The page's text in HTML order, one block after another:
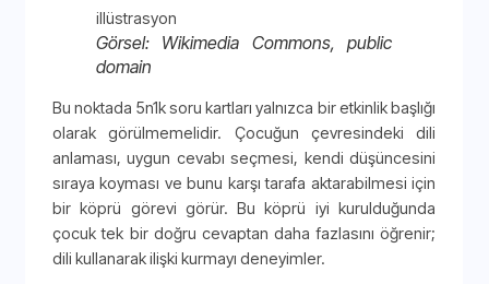
Görsel: Wikimedia Commons, public
domain
Bu noktada 5n1k soru kartları yalnızca bir etkinlik başlığı
olarak görülmemelidir. Çocuğun çevresindeki dili
anlaması, uygun cevabı seçmesi, kendi düşüncesini
sıraya koyması ve bunu karşı tarafa aktarabilmesi için
bir köprü görevi görür. Bu köprü iyi kurulduğunda
çocuk tek bir doğru cevaptan daha fazlasını öğrenir;
dili kullanarak ilişki kurmayı deneyimler.